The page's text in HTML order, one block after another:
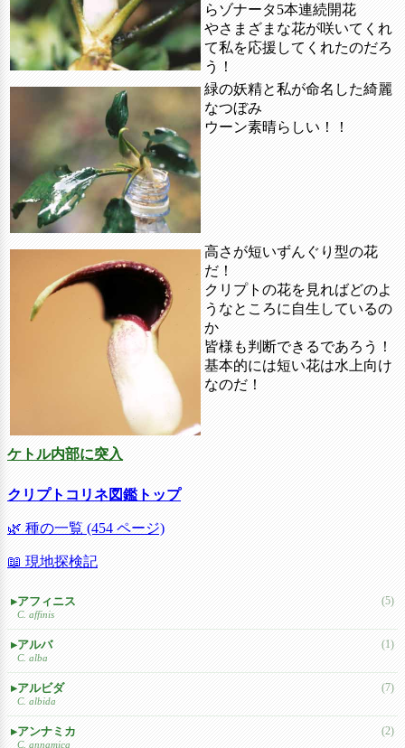
らゾナータ5本連続開花
やさまざまな花が咲いてくれ
て私を応援してくれたのだろ
う！
緑の妖精と私が命名した綺麗
なつぼみ
ウーン素晴らしい！！
高さが短いずんぐり型の花
だ！
クリプトの花を見ればどのよ
うなところに自生しているの
か
皆様も判断できるであろう！
基本的には短い花は水上向け
なのだ！
ケトル内部に突入
クリプトコリネ図鑑トップ
🌿 種の一覧 (454 ページ)
📖 現地探検記
アフィニス
C. affinis
(5)
アルバ
C. alba
(1)
アルビダ
C. albida
(7)
アンナミカ
C. annamica
(2)